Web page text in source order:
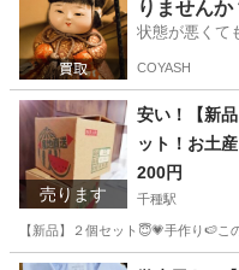
りませんか
状態が悪くて
COYASH
売ります
安い！【新
ット！お土
れます！
200円
千種駅
【新品】２個セット😇💗手作り🍉